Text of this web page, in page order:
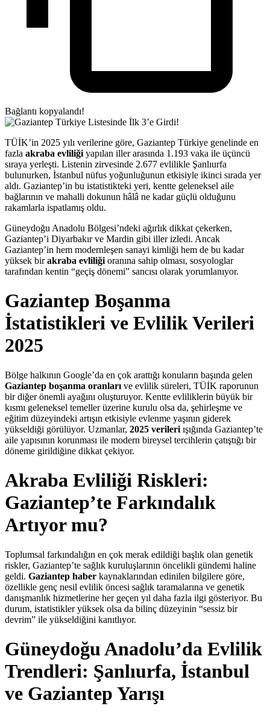
Bağlantı kopyalandı!
TÜİK’in 2025 yılı verilerine göre, Gaziantep Türkiye genelinde en
fazla akraba evliliği yapılan iller arasında 1.193 vaka ile üçüncü
sıraya yerleşti. Listenin zirvesinde 2.677 evlilikle Şanlıurfa
bulunurken, İstanbul nüfus yoğunluğunun etkisiyle ikinci sırada yer
aldı. Gaziantep’in bu istatistikteki yeri, kentte geleneksel aile
bağlarının ve mahalli dokunun hâlâ ne kadar güçlü olduğunu
rakamlarla ispatlamış oldu.
Güneydoğu Anadolu Bölgesi’ndeki ağırlık dikkat çekerken,
Gaziantep’i Diyarbakır ve Mardin gibi iller izledi. Ancak
Gaziantep’in hem modernleşen sanayi kimliği hem de bu kadar
yüksek birakraba evliliği oranına sahip olması, sosyologlar
tarafından kentin “geçiş dönemi” sancısı olarak yorumlanıyor.
Gaziantep Boşanma
İstatistikleri ve Evlilik Verileri
2025
Bölge halkının Google’da en çok arattığı konuların başında gelen
Gaziantep boşanma oranları ve evlilik süreleri, TÜİK raporunun
bir diğer önemli ayağını oluşturuyor. Kentte evliliklerin büyük bir
kısmı geleneksel temeller üzerine kurulu olsa da, şehirleşme ve
eğitim düzeyindeki artışın etkisiyle evlenme yaşının giderek
yükseldiği görülüyor. Uzmanlar, 2025 verileri ışığında Gaziantep’te
aile yapısının korunması ile modern bireysel tercihlerin çatıştığı bir
döneme girildiğine dikkat çekiyor.
Akraba Evliliği Riskleri:
Gaziantep’te Farkındalık
Artıyor mu?
Toplumsal farkındalığın en çok merak edildiği başlık olan genetik
riskler, Gaziantep’te sağlık kuruluşlarının öncelikli gündemi haline
geldi. Gaziantep haber kaynaklarından edinilen bilgilere göre,
özellikle genç nesil evlilik öncesi sağlık taramalarına ve genetik
danışmanlık hizmetlerine her geçen yıl daha fazla ilgi gösteriyor. Bu
durum, istatistikler yüksek olsa da bilinç düzeyinin “sessiz bir
devrim” ile yükseldiğini kanıtlıyor.
Güneydoğu Anadolu’da Evlilik
Trendleri: Şanlıurfa, İstanbul
ve Gaziantep Yarışı